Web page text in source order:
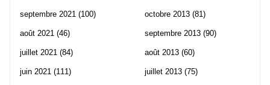
septembre 2021 (100)
août 2021 (46)
juillet 2021 (84)
juin 2021 (111)
octobre 2013 (81)
septembre 2013 (90)
août 2013 (60)
juillet 2013 (75)